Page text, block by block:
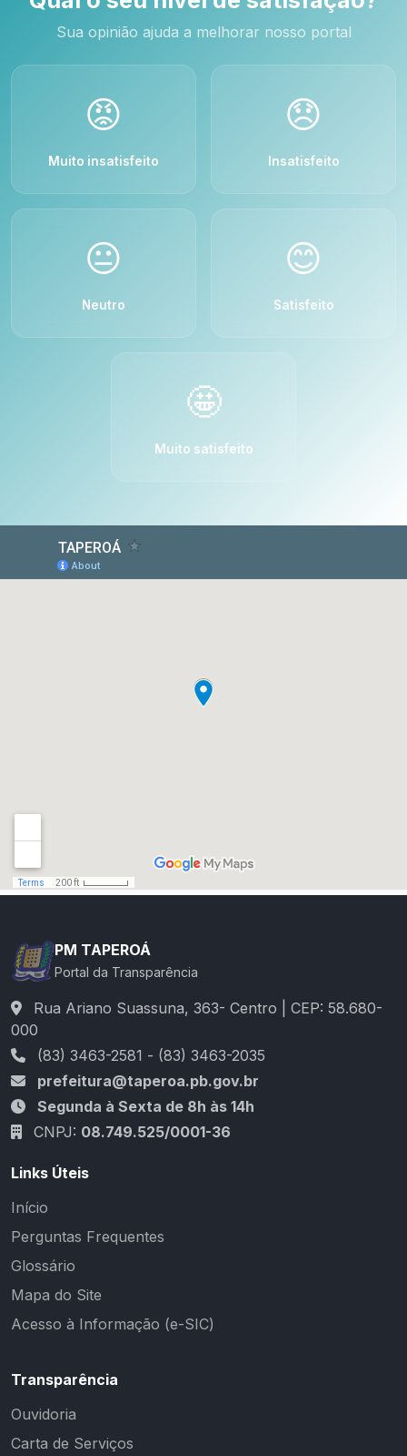
Sua opinião ajuda a melhorar nosso portal
😡
Muito insatisfeito
😞
Insatisfeito
😐
Neutro
😊
Satisfeito
🤩
Muito satisfeito
PM TAPEROÁ
Portal da Transparência
Rua Ariano Suassuna, 363- Centro | CEP: 58.680-
000
(83) 3463-2581 - (83) 3463-2035
prefeitura@taperoa.pb.gov.br
Segunda à Sexta de 8h às 14h
CNPJ: 08.749.525/0001-36
Links Úteis
Início
Perguntas Frequentes
Glossário
Mapa do Site
Acesso à Informação (e-SIC)
Transparência
Ouvidoria
Carta de Serviços